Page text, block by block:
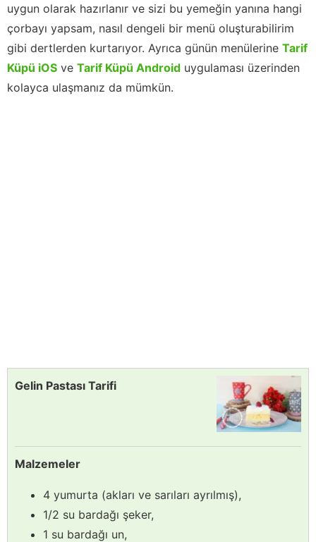
uygun olarak hazırlanır ve sizi bu yemeğin yanına hangi
çorbayı yapsam, nasıl dengeli bir menü oluşturabilirim
gibi dertlerden kurtarıyor. Ayrıca günün menülerine Tarif
Küpü iOS ve Tarif Küpü Android uygulaması üzerinden
kolayca ulaşmanız da mümkün.
Gelin Pastası Tarifi
Malzemeler
4 yumurta (akları ve sarıları ayrılmış),
1/2 su bardağı şeker,
1 su bardağı un,